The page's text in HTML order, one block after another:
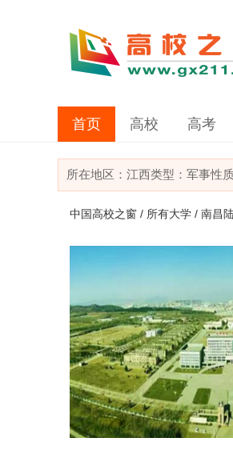
首页 高校 高考
所在地区： 江西类型： 军事性
中国高校之窗 / 所有大学 / 南昌